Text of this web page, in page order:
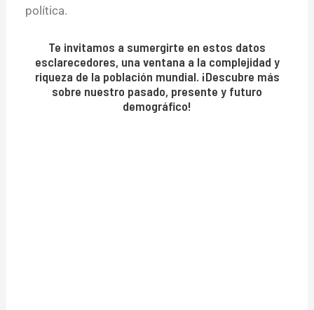
política.
Te invitamos a sumergirte en estos datos
esclarecedores, una ventana a la complejidad y
riqueza de la población mundial. ¡Descubre más
sobre nuestro pasado, presente y futuro
demográfico!